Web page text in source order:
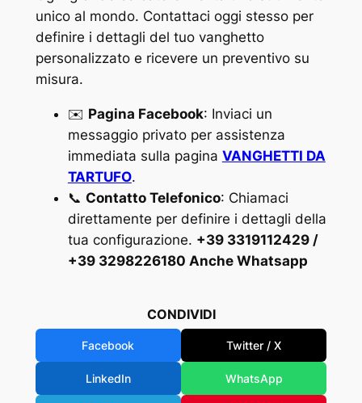
unico al mondo. Contattaci oggi stesso per
definire i dettagli del tuo vanghetto
personalizzato e ricevere un preventivo su
misura.
✉️ Pagina Facebook: Inviaci un
messaggio privato per assistenza
immediata sulla pagina VANGHETTI DA
TARTUFO.
📞 Contatto Telefonico: Chiamaci
direttamente per definire i dettagli della
tua configurazione. +39 3319112429 /
+39 3298226180 Anche Whatsapp
CONDIVIDI
Facebook Twitter / X
LinkedIn WhatsApp